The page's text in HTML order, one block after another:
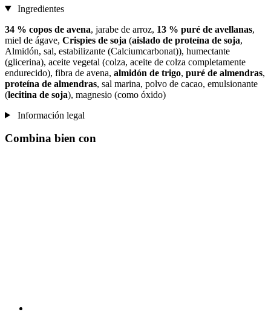
Ingredientes
34 % copos de avena, jarabe de arroz, 13 % puré de avellanas,
miel de ágave, Crispies de soja (aislado de proteína de soja,
Almidón, sal, estabilizante (Calciumcarbonat)), humectante
(glicerina), aceite vegetal (colza, aceite de colza completamente
endurecido), fibra de avena, almidón de trigo, puré de almendras,
proteína de almendras, sal marina, polvo de cacao, emulsionante
(lecitina de soja), magnesio (como óxido)
Información legal
Combina bien con